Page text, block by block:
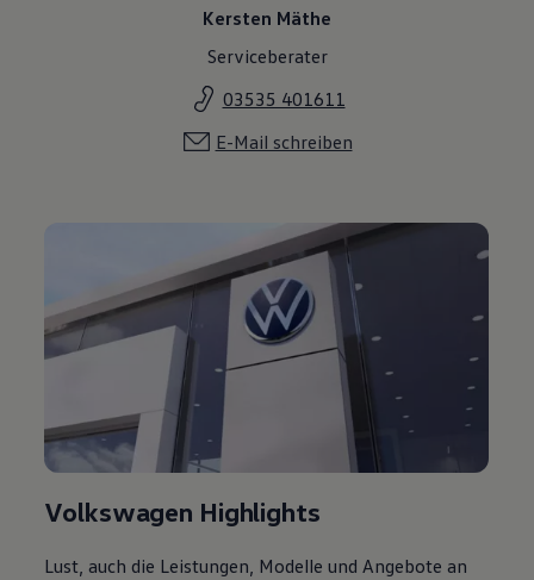
Kersten Mäthe
Serviceberater
03535 401611
E-Mail schreiben
Volkswagen Highlights
Lust, auch die Leistungen, Modelle und Angebote an